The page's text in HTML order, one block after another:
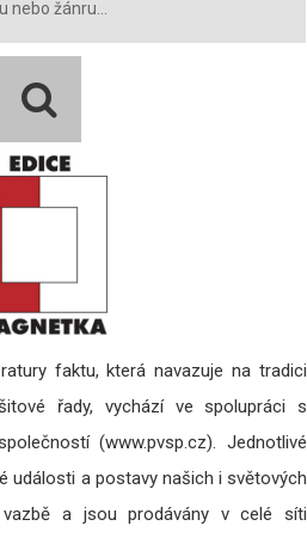
faktu, která navazuje na tradici
řady, vychází ve spolupráci s
(www.pvsp.cz). Jednotlivé
události a postavy našich i světových
a jsou prodávány v celé síti